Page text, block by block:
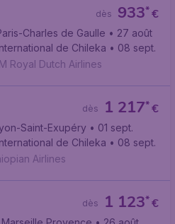
€
933*
dès
Charles de Gaulle • 27 août
de Chileka • 08 sept.
Royal Dutch Airlines
€
1 217*
dès
Saint-Exupéry • 01 sept.
de Chileka • 08 sept.
Airlines
€
1 123*
dès